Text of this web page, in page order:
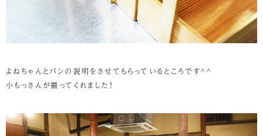
よねちゃんとパンの説明をさせてもらっているところです^^
小もっさんが撮ってくれました！